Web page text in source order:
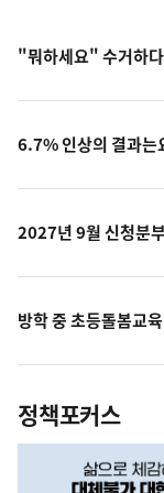
"뭐하세요" 수거하
6.7% 인상의 결과는
2027년 9월 신청분
방학 중 초등돌봄교
정책포커스